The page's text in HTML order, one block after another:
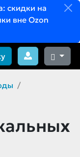
скидки на
вне Ozon